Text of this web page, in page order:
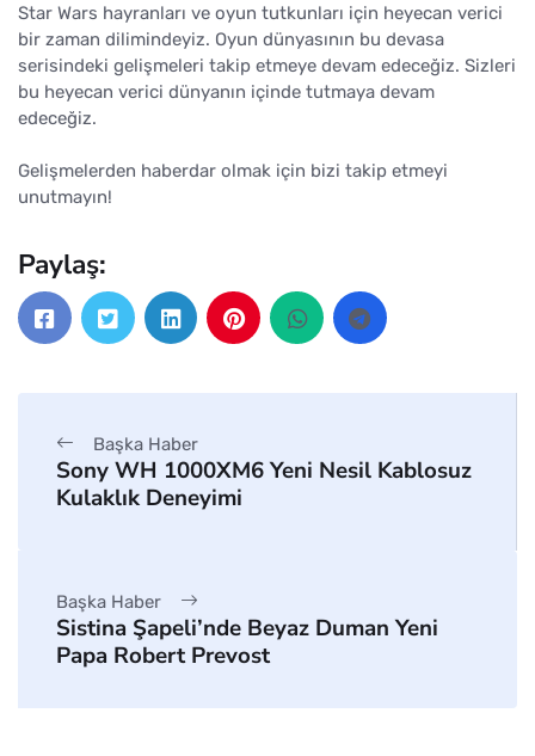
Star Wars hayranları ve oyun tutkunları için heyecan verici
bir zaman dilimindeyiz. Oyun dünyasının bu devasa
serisindeki gelişmeleri takip etmeye devam edeceğiz. Sizleri
bu heyecan verici dünyanın içinde tutmaya devam
edeceğiz.
Gelişmelerden haberdar olmak için bizi takip etmeyi
unutmayın!
Paylaş:
Başka Haber
Sony WH 1000XM6 Yeni Nesil Kablosuz
Kulaklık Deneyimi
Başka Haber
Sistina Şapeli’nde Beyaz Duman Yeni
Papa Robert Prevost